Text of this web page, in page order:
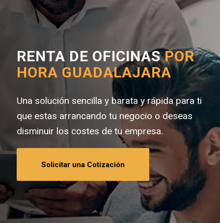
RENTA DE OFICINASPOR
HORA GUADALAJARA
Una solución sencilla y barata y rápida para ti
que estas arrancando tu negocio o deseas
disminuir los costes de tu empresa.
Solicitar una Cotización